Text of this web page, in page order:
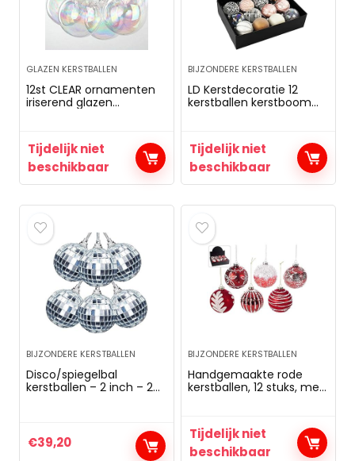
GLAZEN KERSTBALLEN
12st CLEAR ornamenten
iriserend glazen
Tijdelijk niet
beschikbaar
BIJZONDERE KERSTBALLEN
LD Kerstdecoratie 12
kerstballen kerstboom
(levertijd is 3-7 dagen)
Tijdelijk niet
beschikbaar
BIJZONDERE KERSTBALLEN
Disco/spiegelbal
kerstballen – 2 inch – 24
€39,20
BIJZONDERE KERSTBALLEN
Handgemaakte rode
kerstballen, 12 stuks, met
Tijdelijk niet
beschikbaar